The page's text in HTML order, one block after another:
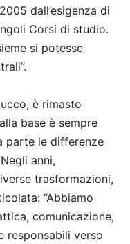
dall’esigenza di
Corsi di studio.
si potesse
è rimasto
base è sempre
parte le differenze
anni,
trasformazioni,
“Abbiamo
comunicazione,
responsabili verso